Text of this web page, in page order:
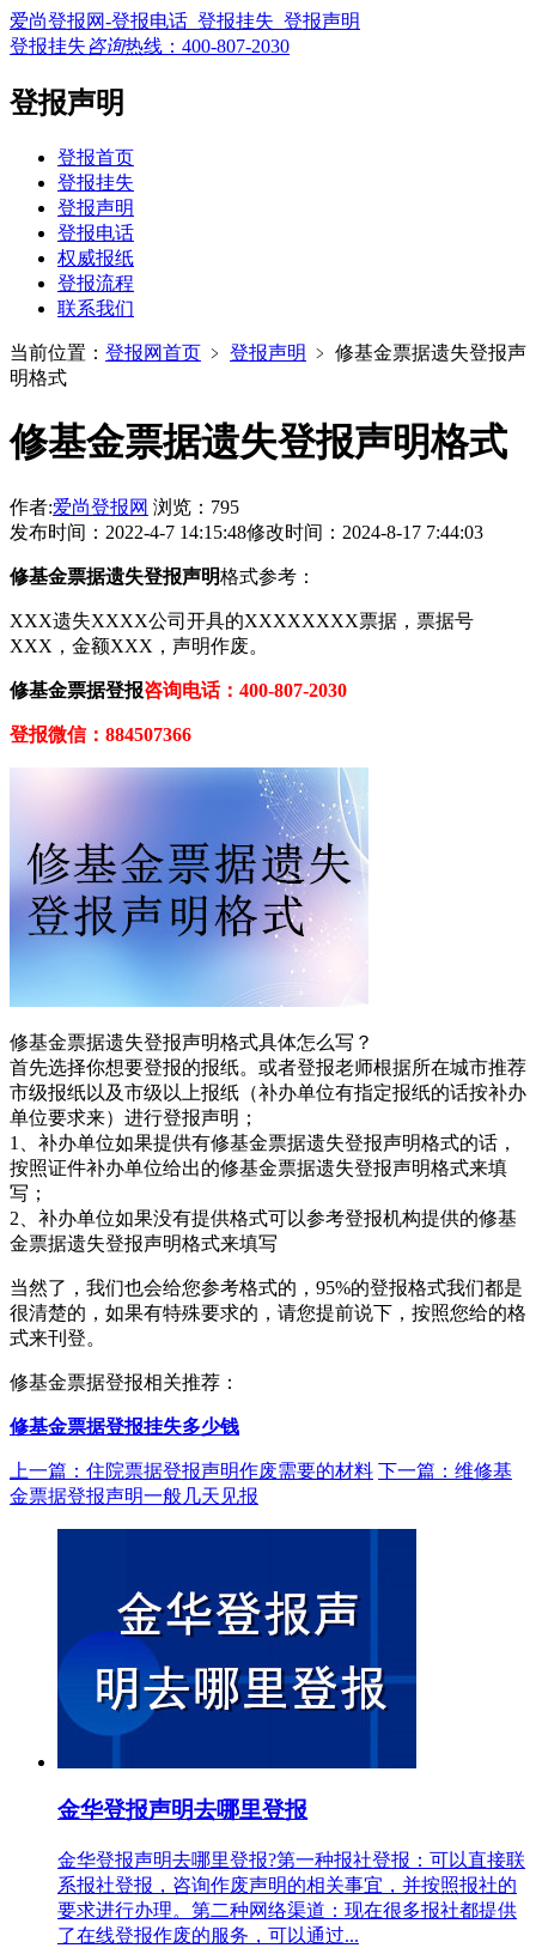
爱尚登报网-登报电话_登报挂失_登报声明
登报挂失咨询热线： 400-807-2030
登报声明
登报首页
登报挂失
登报声明
登报电话
权威报纸
登报流程
联系我们
当前位置： 登报网首页 ﹥ 登报声明 ﹥ 修基金票据遗失登报声
明格式
修基金票据遗失登报声明格式
作者:爱尚登报网 浏览：795
发布时间：2022-4-7 14:15:48修改时间：2024-8-17 7:44:03
修基金票据遗失登报声明格式参考：
XXX遗失XXXX公司开具的XXXXXXXX票据，票据号
XXX，金额XXX，声明作废。
修基金票据登报咨询电话：400-807-2030
登报微信：884507366
修基金票据遗失登报声明格式具体怎么写？
首先选择你想要登报的报纸。或者登报老师根据所在城市推荐
市级报纸以及市级以上报纸（补办单位有指定报纸的话按补办
单位要求来）进行登报声明；
1、补办单位如果提供有修基金票据遗失登报声明格式的话，
按照证件补办单位给出的修基金票据遗失登报声明格式来填
写；
2、补办单位如果没有提供格式可以参考登报机构提供的修基
金票据遗失登报声明格式来填写
当然了，我们也会给您参考格式的，95%的登报格式我们都是
很清楚的，如果有特殊要求的，请您提前说下，按照您给的格
式来刊登。
修基金票据登报相关推荐：
修基金票据登报挂失多少钱
上一篇：住院票据登报声明作废需要的材料 下一篇：维修基
金票据登报声明一般几天见报
金华登报声明去哪里登报
金华登报声明去哪里登报?第一种报社登报：可以直接联
系报社登报，咨询作废声明的相关事宜，并按照报社的
要求进行办理。第二种网络渠道：现在很多报社都提供
了在线登报作废的服务，可以通过...